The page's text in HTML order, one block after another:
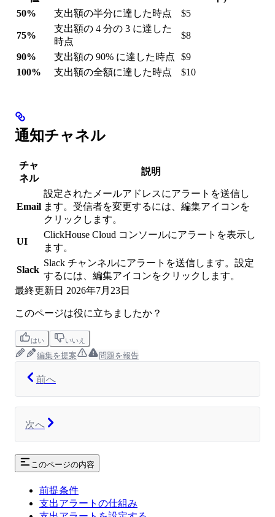
50%
支出額の半分に達した時点 $5
75%
支出額の 4 分の 3 に達した
時点
$8
90% 支出額の 90% に達した時点
$9
100%
支出額の全額に達した時点 $10
通知チャネル
チャ
ネル
説明
Email
設定されたメールアドレスにアラートを送信し
ます。受信者を変更するには、編集アイコンを
クリックします。
UI
ClickHouse Cloud コンソールにアラートを表示し
ます。
Slack
Slack チャンネルにアラートを送信します。設定
するには、編集アイコンをクリックします。
最終更新日 2026年7月23日
このページは役に立ちましたか？
はい いいえ
編集を提案 問題を報告
前へ
次へ
このページの内容
前提条件
支出アラートの仕組み